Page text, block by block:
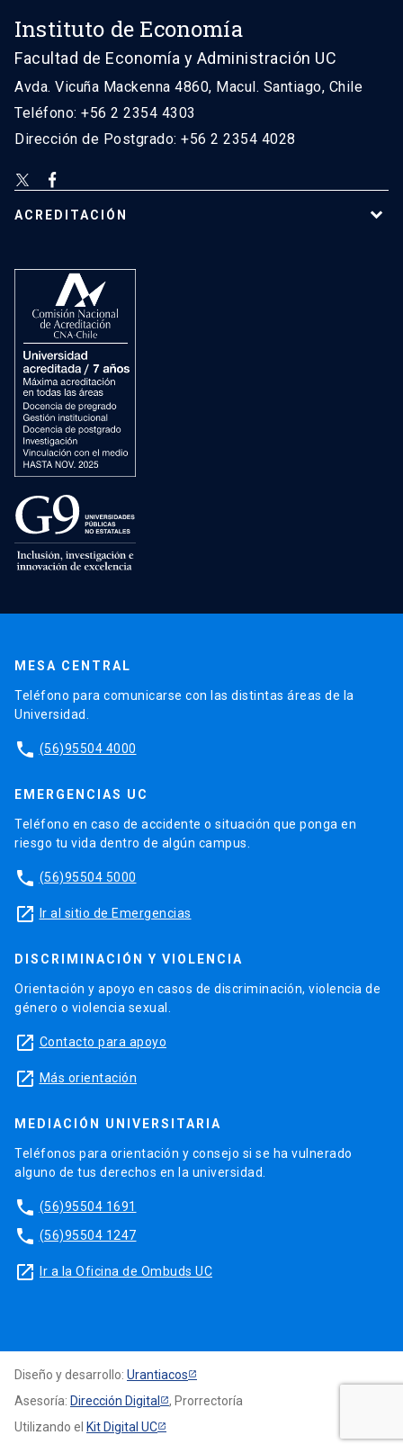
Instituto de Economía
Facultad de Economía y Administración UC
Avda. Vicuña Mackenna 4860, Macul. Santiago, Chile
Teléfono: +56 2 2354 4303
Dirección de Postgrado: +56 2 2354 4028
ACREDITACIÓN
MESA CENTRAL
Teléfono para comunicarse con las distintas áreas de la
Universidad.
phone (56)95504 4000
EMERGENCIAS UC
Teléfono en caso de accidente o situación que ponga en
riesgo tu vida dentro de algún campus.
phone (56)95504 5000
launch Ir al sitio de Emergencias
DISCRIMINACIÓN Y VIOLENCIA
Orientación y apoyo en casos de discriminación, violencia de
género o violencia sexual.
launch Contacto para apoyo
launch Más orientación
MEDIACIÓN UNIVERSITARIA
Teléfonos para orientación y consejo si se ha vulnerado
alguno de tus derechos en la universidad.
phone (56)95504 1691
phone (56)95504 1247
launch Ir a la Oficina de Ombuds UC
Diseño y desarrollo: Urantiacos
Asesoría: Dirección Digital
, Prorrectoría
Utilizando el Kit Digital UC